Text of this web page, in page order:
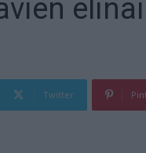
Twitter